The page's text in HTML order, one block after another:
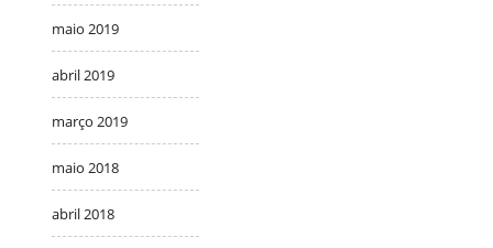
maio 2019
abril 2019
março 2019
maio 2018
abril 2018